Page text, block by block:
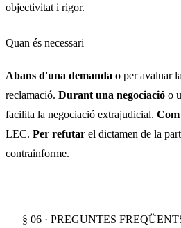
objectivitat i rigor.
Quan és necessari
Abans d'una demanda o per avaluar
reclamació. Durant una negociació o
facilita la negociació extrajudicial.
LEC. Per refutar el dictamen de la
contrainforme.
§ 06 · PREGUNTES